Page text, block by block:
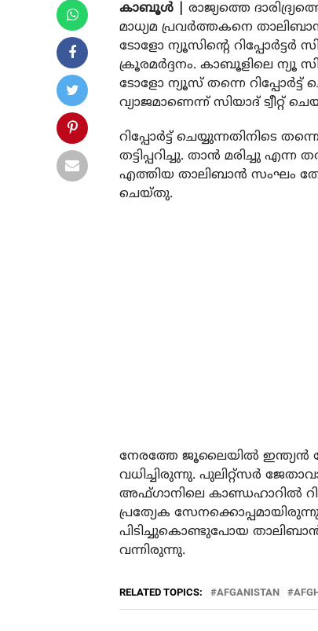
കാബൂള്‍ |
രാജ്യത്തെ
മാധ്യമ പ്രവര്‍ത്തകനെ
ടോളോ ന്യൂസിന്റെ റിപ്പോര്‍ട്ടര്‍
ക്രൂരമര്‍ദ്ദനം. കാബൂളിലെ ന്യൂ
ടോളോ ന്യൂസ് തന്നെ റിപ്പോര്‍ട്ട്
വ്യാജമാണെന്ന് സിയാദ് ട്വീറ്റ്
റിപ്പോര്‍ട്ട് ചെയ്യുന്നതിനിടെ
തട്ടിപ്പറിച്ചു. താന്‍ മരിച്ചു
എത്തിയ താലിബാന്‍ സംഘം
ചെയ്തു.
നേരത്തേ ജൂലൈയില്‍ ഇന്ത്യന്‍
വധിച്ചിരുന്നു. പുലിറ്റ്‌സര്‍
അഫ്ഗാനിലെ കാണ്ഡഹാറില്‍
പ്രത്യേക
പിടിച്ചുകൊണ്ടുപോയ
വന്നിരുന്നു.
RELATED TOPICS: AFGANISTAN